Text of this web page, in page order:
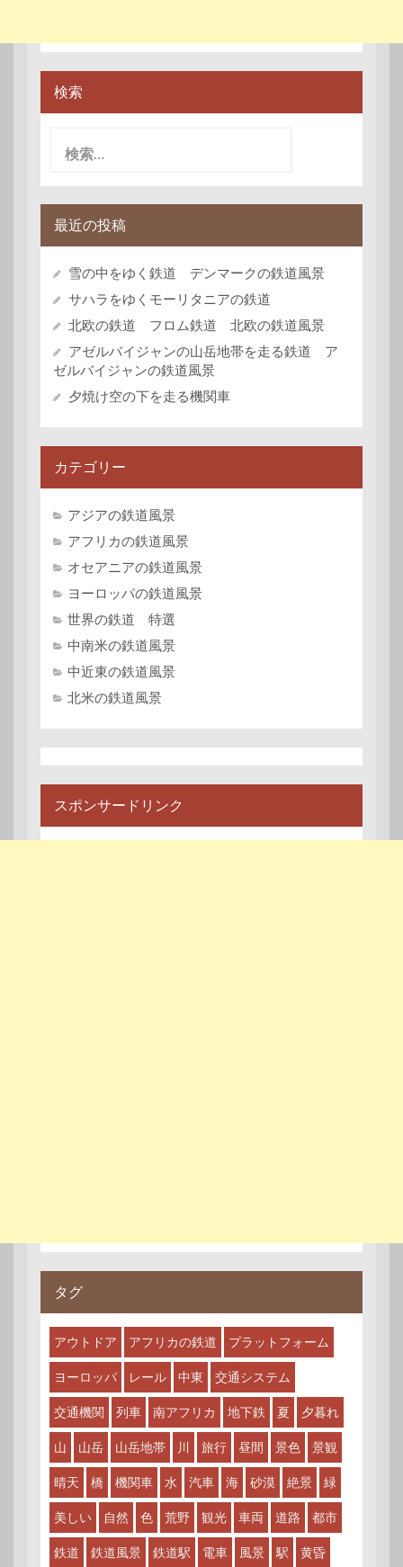
検索
最近の投稿
雪の中をゆく鉄道 デンマークの鉄道風景
サハラをゆくモーリタニアの鉄道
北欧の鉄道 フロム鉄道 北欧の鉄道風景
アゼルバイジャンの山岳地帯を走る鉄道 ア
ゼルバイジャンの鉄道風景
夕焼け空の下を走る機関車
カテゴリー
アジアの鉄道風景
アフリカの鉄道風景
オセアニアの鉄道風景
ヨーロッパの鉄道風景
世界の鉄道 特選
中南米の鉄道風景
中近東の鉄道風景
北米の鉄道風景
スポンサードリンク
タグ
アウトドア アフリカの鉄道 プラットフォーム
ヨーロッパ レール 中東 交通システム
交通機関 列車 南アフリカ 地下鉄 夏 夕暮れ
山 山岳 山岳地帯 川 旅行 昼間 景色 景観
晴天 橋 機関車 水 汽車 海 砂漠 絶景 緑
美しい 自然 色 荒野 観光 車両 道路 都市
鉄道 鉄道風景 鉄道駅 電車 風景 駅 黄昏